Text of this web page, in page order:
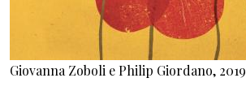
Giovanna Zoboli e Philip Giordano, 2019